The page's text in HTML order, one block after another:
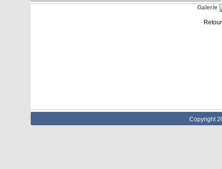
Galerie
Copyright